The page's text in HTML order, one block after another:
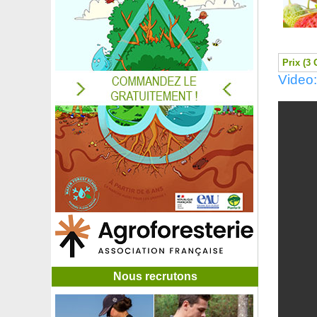
Géranium 'Espresso'
Géranium 'Johnson Blue'
Géranium 'Nimbus'
Géranium 'Rozanne'
Géranium 'Russel Prichard'
Géranium 'Samobor'
Géranium 'Tiny Monster'
Géranium vivace à fleurs blanches
Germandrée arbustive
Germandrée luisante
Gingembre japonais
Ginkgo biloba
Ginkgo biloba fastigié
Ginkgo biloba nain 'Mariken'
Glycine blanche
Glycine de Chine bleue
Glycine d'été
Glycine rose
Goji ou Lyciet de Barbarie
Goumi du Japon
Goyavier de Chine, Goyavier cerise
Nous recrutons
Prix (3